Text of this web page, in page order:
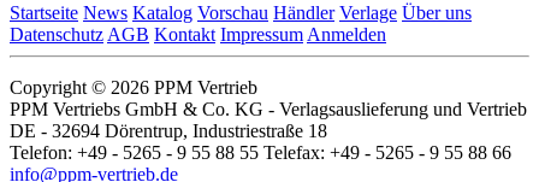
Startseite News Katalog Vorschau Händler Verlage Über uns
Datenschutz AGB Kontakt Impressum Anmelden
Copyright © 2026 PPM Vertrieb
PPM Vertriebs GmbH & Co. KG - Verlagsauslieferung und Vertrieb
DE - 32694 Dörentrup, Industriestraße 18
Telefon: +49 - 5265 - 9 55 88 55 Telefax: +49 - 5265 - 9 55 88 66
info@ppm-vertrieb.de